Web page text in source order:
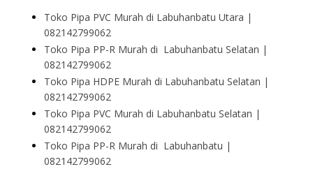
Toko Pipa PVC Murah di Labuhanbatu Utara |
082142799062
Toko Pipa PP-R Murah di Labuhanbatu Selatan |
082142799062
Toko Pipa HDPE Murah di Labuhanbatu Selatan |
082142799062
Toko Pipa PVC Murah di Labuhanbatu Selatan |
082142799062
Toko Pipa PP-R Murah di Labuhanbatu |
082142799062